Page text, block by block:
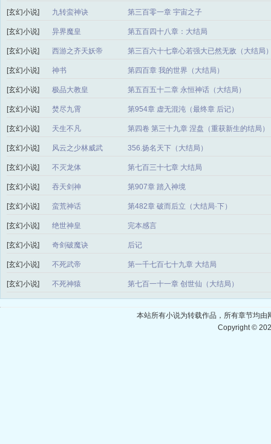
[玄幻小说] 九转蛮神诀 第三百零一章 宇宙之子
[玄幻小说] 异界魔皇 第五百四十八章：大结局
[玄幻小说] 西游之齐天妖帝 第三百六十七章心若强大已然无敌（大结局
[玄幻小说] 神书 第四百章 我的世界（大结局）
[玄幻小说] 极品大教皇 第五百五十二章 永恒神话（大结局）
[玄幻小说] 焚尽九霄 第954章 虚无混沌（最终章 后记）
[玄幻小说] 天生不凡 第四卷 第三十九章 涅盘（重获新生的结局）
[玄幻小说] 风云之少林威武 356.扬名天下（大结局）
[玄幻小说] 不灭龙体 第七百三十七章 大结局
[玄幻小说] 吞天剑神 第907章 踏入神境
[玄幻小说] 蛮荒神话 第482章 破而后立（大结局·下）
[玄幻小说] 绝世神皇 完本感言
[玄幻小说] 奇剑破魔诀 后记
[玄幻小说] 不死武帝 第一千七百七十九章 大结局
[玄幻小说] 不死神猿 第七百一十一章 创世仙（大结局）
本站所有小说为转载作品，所有章节均
Copyright ©